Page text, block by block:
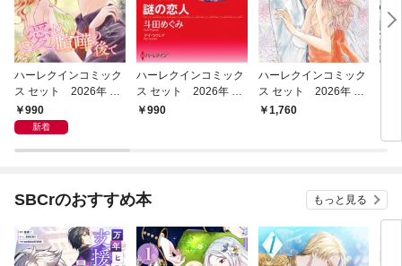
ハーレクインコミック
ス セット 2026年 vo
l.941
990
新着
ハーレクインコミック
ス セット 2026年 vo
l.805
990
ハーレクインコミック
ス セット 2026年 vo
l.925
1,760
SBCrのおすすめ本 もっと見る